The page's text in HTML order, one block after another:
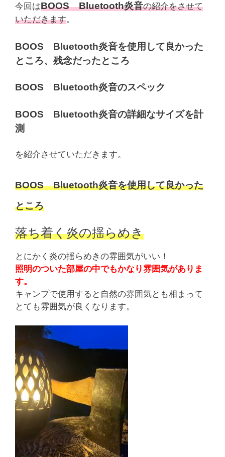
今回はBOOS Bluetooth炎音の紹介をさせて
いただきます。
BOOS Bluetooth炎音を使用して良かった
ところ、残念だったところ
BOOS Bluetooth炎音のスペック
BOOS Bluetooth炎音の詳細なサイズを計
測
を紹介させていただきます。
BOOS Bluetooth炎音を使用して良かった
ところ
落ち着く炎の揺らめき
とにかく炎の揺らめきの雰囲気がいい！
照明のついた部屋の中でもかなり雰囲気がありま
す。
キャンプで使用すると自然の雰囲気とも相まって
とても雰囲気が良くなります。